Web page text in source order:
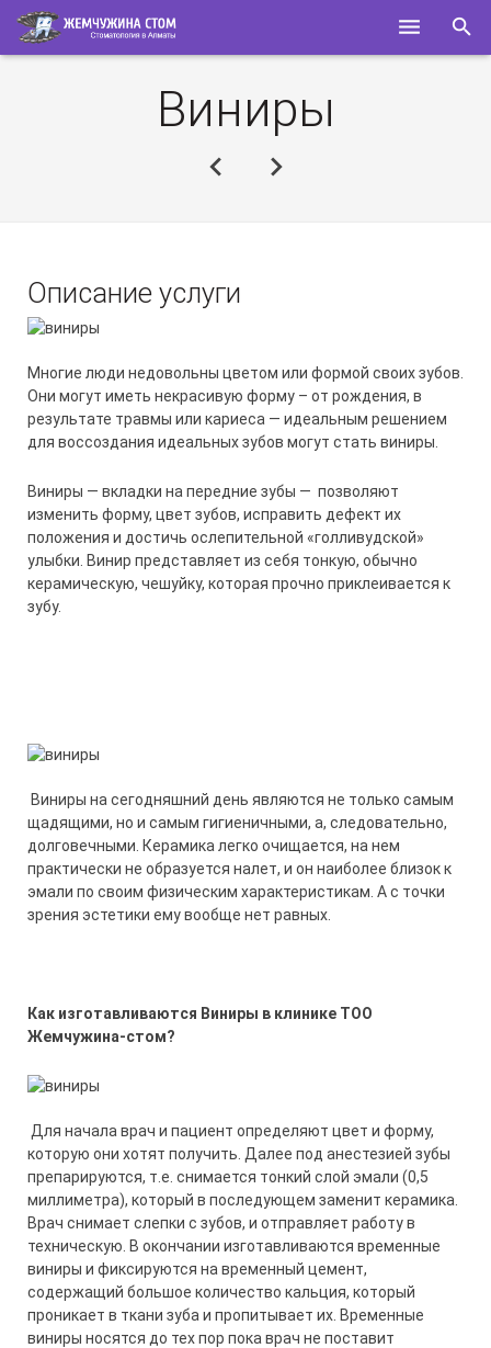
КОНТАКТЫ
ПОЛЕЗНОЕ
Виниры
Описание услуги
Многие люди недовольны цветом или формой своих зубов.
Они могут иметь некрасивую форму – от рождения, в
результате травмы или кариеса — идеальным решением
для воссоздания идеальных зубов могут стать виниры.
Виниры — вкладки на передние зубы — позволяют
изменить форму, цвет зубов, исправить дефект их
положения и достичь ослепительной «голливудской»
улыбки. Винир представляет из себя тонкую, обычно
керамическую, чешуйку, которая прочно приклеивается к
зубу.
Виниры на сегодняшний день являются не только самым
щадящими, но и самым гигиеничными, а, следовательно,
долговечными. Керамика легко очищается, на нем
практически не образуется налет, и он наиболее близок к
эмали по своим физическим характеристикам. А с точки
зрения эстетики ему вообще нет равных.
Как изготавливаются Виниры в клинике ТОО
Жемчужина-стом?
Для начала врач и пациент определяют цвет и форму,
которую они хотят получить. Далее под анестезией зубы
препарируются, т.е. снимается тонкий слой эмали (0,5
миллиметра), который в последующем заменит керамика.
Врач снимает слепки с зубов, и отправляет работу в
техническую. В окончании изготавливаются временные
виниры и фиксируются на временный цемент,
содержащий большое количество кальция, который
проникает в ткани зуба и пропитывает их. Временные
виниры носятся до тех пор пока врач не поставит